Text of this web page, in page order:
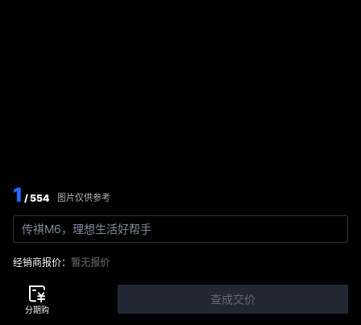
1 / 554 图片仅供参考
传祺M6，理想生活好帮手
经销商报价： 暂无报价
查成交价